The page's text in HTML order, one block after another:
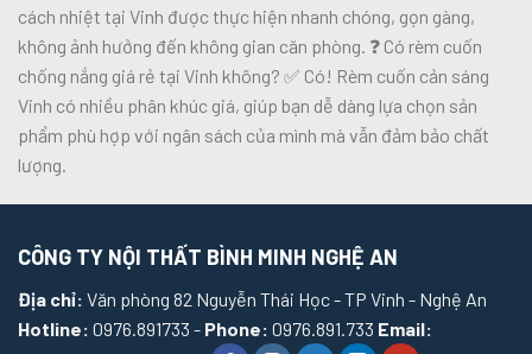
cách nhiệt tại Vinh được thực hiện nhanh chóng, gọn gàng,
không ảnh hưởng đến không gian căn phòng. ❓ Có rèm cuốn
chống nắng giá rẻ tại Vinh không? ✅ Có! Rèm cuốn cản sáng
Vinh có nhiều phân khúc giá, giúp bạn dễ dàng lựa chọn sản
phẩm phù hợp với ngân sách của mình mà vẫn đảm bảo chất
lượng.
CÔNG TY NỘI THẤT BÌNH MINH NGHỆ AN
Địa chỉ: Văn phòng 82 Nguyễn Thái Học - TP Vinh - Nghệ An
Hotline: 0976.891733 - Phone: 0976.891.733 Email: